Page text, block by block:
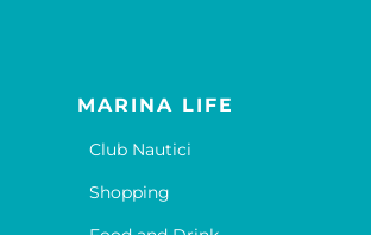
MARINA LIFE
Club Nautici
Shopping